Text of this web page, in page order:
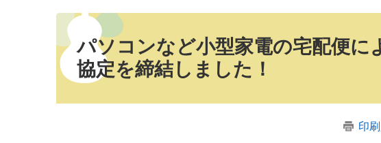
パソコンなど小型家電の宅配便に
協定を締結しました！
印